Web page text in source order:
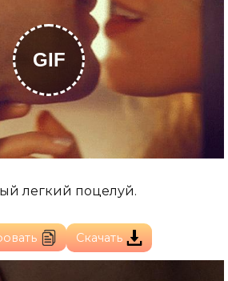
GIF
легкий поцелуй.
Скачать